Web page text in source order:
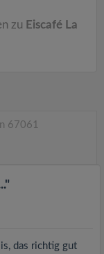
zu Eiscafé La
67061
das richtig gut